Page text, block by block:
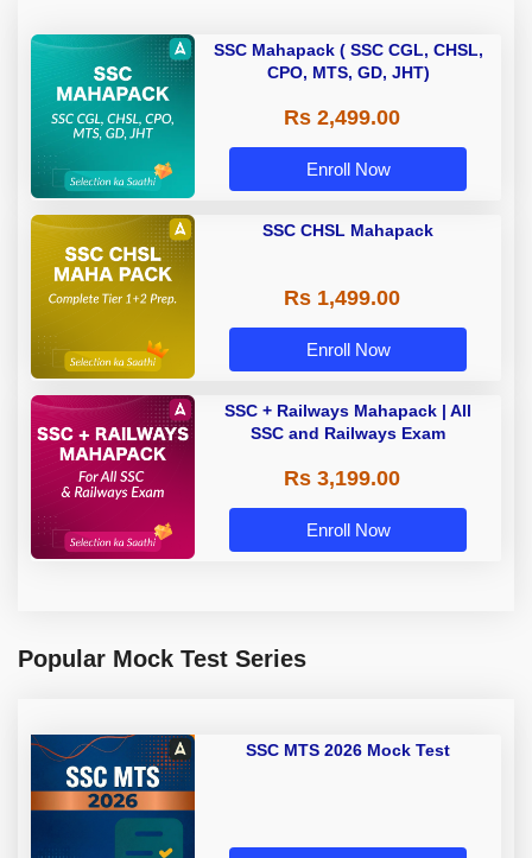
SSC Mahapack ( SSC CGL, CHSL,
CPO, MTS, GD, JHT)
Rs 2,499.00
Enroll Now
SSC CHSL Mahapack
Rs 1,499.00
Enroll Now
SSC + Railways Mahapack | All
SSC and Railways Exam
Rs 3,199.00
Enroll Now
Popular Mock Test Series
SSC MTS 2026 Mock Test